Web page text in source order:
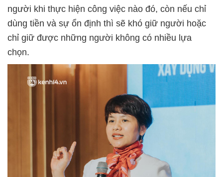
người khi thực hiện công việc nào đó, còn nếu chỉ
dùng tiền và sự ổn định thì sẽ khó giữ người hoặc
chỉ giữ được những người không có nhiều lựa
chọn.